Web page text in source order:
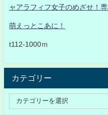
ャアラフィフ女子のめざせ！
萌えっとこあに！
t112-1000ｍ
カテゴリー